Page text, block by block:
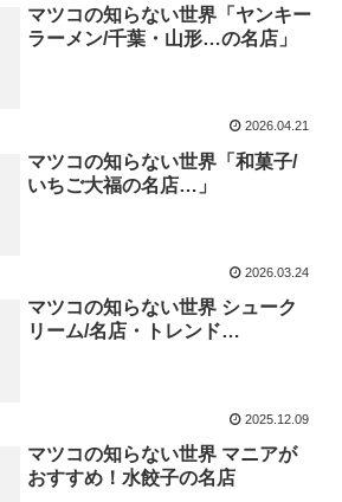
マツコの知らない世界「ヤンキー
ラーメン/千葉・山形…の名店」
2026.04.21
マツコの知らない世界「和菓子/
いちご大福の名店…」
2026.03.24
マツコの知らない世界 シューク
リーム/名店・トレンド…
2025.12.09
マツコの知らない世界 マニアが
おすすめ！水餃子の名店